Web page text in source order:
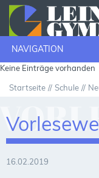
NAVIGATION
Keine Einträge vorhanden
Startseite Schule
16.02.2019